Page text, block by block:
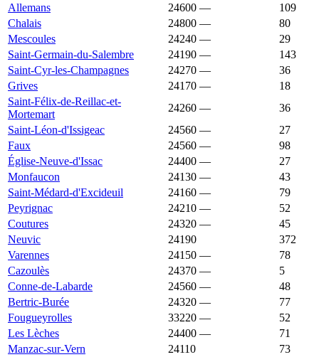
Allemans
24600 —
109
Chalais
24800 —
80
Mescoules
24240 —
29
Saint-Germain-du-Salembre
24190 —
143
Saint-Cyr-les-Champagnes
24270 —
36
Grives
24170 —
18
Saint-Félix-de-Reillac-et-
Mortemart
24260 —
36
Saint-Léon-d'Issigeac
24560 —
27
Faux
24560 —
98
Église-Neuve-d'Issac
24400 —
27
Monfaucon
24130 —
43
Saint-Médard-d'Excideuil
24160 —
79
Peyrignac
24210 —
52
Coutures
24320 —
45
Neuvic
24190
372
Varennes
24150 —
78
Cazoulès
24370 —
5
Conne-de-Labarde
24560 —
48
Bertric-Burée
24320 —
77
Fougueyrolles
33220 —
52
Les Lèches
24400 —
71
Manzac-sur-Vern
24110
73